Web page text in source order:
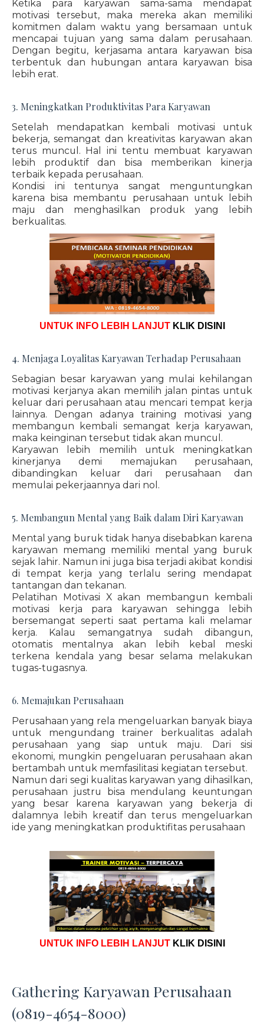
Ketika para karyawan sama-sama mendapat
motivasi tersebut, maka mereka akan memiliki
komitmen dalam waktu yang bersamaan untuk
mencapai tujuan yang sama dalam perusahaan.
Dengan begitu, kerjasama antara karyawan bisa
terbentuk dan hubungan antara karyawan bisa
lebih erat.
3. Meningkatkan Produktivitas Para Karyawan
Setelah mendapatkan kembali motivasi untuk
bekerja, semangat dan kreativitas karyawan akan
terus muncul. Hal ini tentu membuat karyawan
lebih produktif dan bisa memberikan kinerja
terbaik kepada perusahaan.
Kondisi ini tentunya sangat menguntungkan
karena bisa membantu perusahaan untuk lebih
maju dan menghasilkan produk yang lebih
berkualitas.
UNTUK INFO LEBIH LANJUT KLIK DISINI
4. Menjaga Loyalitas Karyawan Terhadap Perusahaan
Sebagian besar karyawan yang mulai kehilangan
motivasi kerjanya akan memilih jalan pintas untuk
keluar dari perusahaan atau mencari tempat kerja
lainnya. Dengan adanya training motivasi yang
membangun kembali semangat kerja karyawan,
maka keinginan tersebut tidak akan muncul.
Karyawan lebih memilih untuk meningkatkan
kinerjanya demi memajukan perusahaan,
dibandingkan keluar dari perusahaan dan
memulai pekerjaannya dari nol.
5. Membangun Mental yang Baik dalam Diri Karyawan
Mental yang buruk tidak hanya disebabkan karena
karyawan memang memiliki mental yang buruk
sejak lahir. Namun ini juga bisa terjadi akibat kondisi
di tempat kerja yang terlalu sering mendapat
tantangan dan tekanan.
Pelatihan Motivasi X akan membangun kembali
motivasi kerja para karyawan sehingga lebih
bersemangat seperti saat pertama kali melamar
kerja. Kalau semangatnya sudah dibangun,
otomatis mentalnya akan lebih kebal meski
terkena kendala yang besar selama melakukan
tugas-tugasnya.
6. Memajukan Perusahaan
Perusahaan yang rela mengeluarkan banyak biaya
untuk mengundang trainer berkualitas adalah
perusahaan yang siap untuk maju. Dari sisi
ekonomi, mungkin pengeluaran perusahaan akan
bertambah untuk memfasilitasi kegiatan tersebut.
Namun dari segi kualitas karyawan yang dihasilkan,
perusahaan justru bisa mendulang keuntungan
yang besar karena karyawan yang bekerja di
dalamnya lebih kreatif dan terus mengeluarkan
ide yang meningkatkan produktifitas perusahaan
UNTUK INFO LEBIH LANJUT KLIK DISINI
Gathering Karyawan Perusahaan
(0819-4654-8000)